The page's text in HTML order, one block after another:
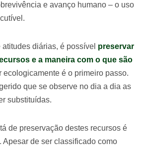
e avanço humano – o uso
diárias, é possível preservar
e a maneira com o que são
ecologicamente é o primeiro passo.
que se observe no dia a dia as
substituídas.
de preservação destes recursos é
Apesar de ser classificado como